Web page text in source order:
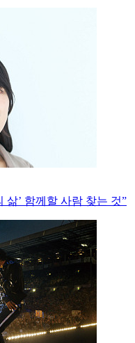
삶’ 함께할 사람 찾는 것”